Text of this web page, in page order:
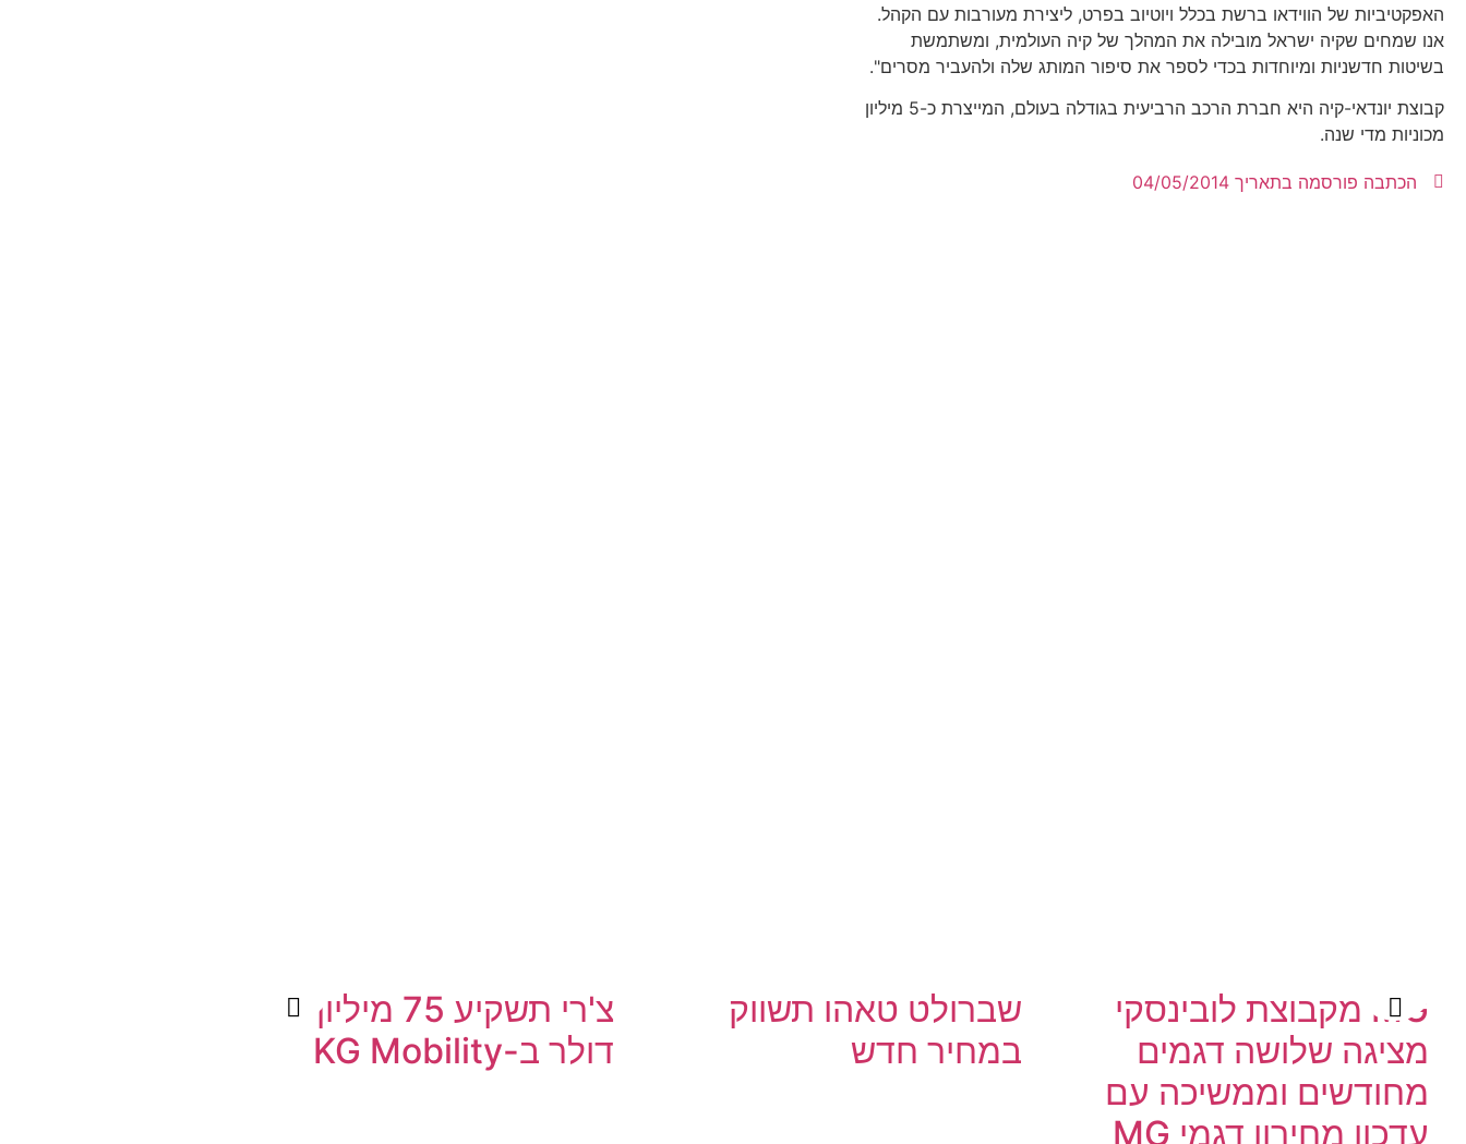
האפקטיביות של הווידאו ברשת בכלל ויוטיוב בפרט, ליצירת מעורבות עם הקהל.
אנו שמחים שקיה ישראל מובילה את המהלך של קיה העולמית, ומשתמשת
בשיטות חדשניות ומיוחדות בכדי לספר את סיפור המותג שלה ולהעביר מסרים".
קבוצת יונדאי-קיה היא חברת הרכב הרביעית בגודלה בעולם, המייצרת כ-5 מיליון
מכוניות מדי שנה.
הכתבה פורסמה בתאריך 04/05/2014
MG מקבוצת לובינסקי
מציגה שלושה דגמים
מחודשים וממשיכה עם
עדכון מחירון דגמי MG
שברולט טאהו תשווק
במחיר חדש
צ'רי תשקיע 75 מיליון
דולר ב-KG Mobility